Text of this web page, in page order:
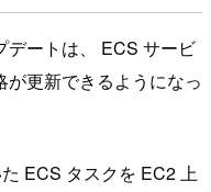
デートは、 ECS サービ
更新できるようになっ
ECS タスクを EC2 上